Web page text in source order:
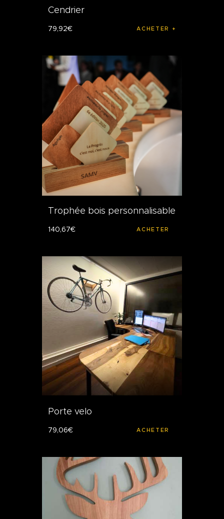
Cendrier
79,92€ ACHETER
Trophée bois personnalisable
140,67€ ACHETER
Porte velo
79,06€ ACHETER